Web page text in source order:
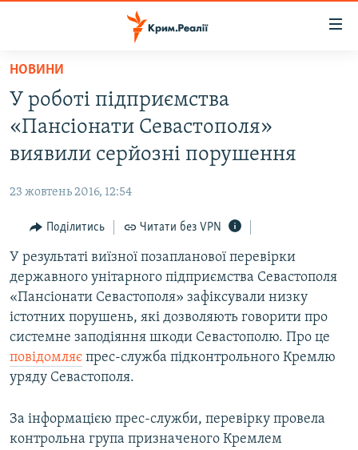
Перейти
основного
матеріалу
до
основної
Перейти
пошуку
НОВИНИ
ВОДА.КРИМ
БЛОГИ
ПОГЛЯД
ІНТЕРВ'Ю
ВСЕ ЗА ДЕНЬ
СПЕЦПРОЕКТИ
ДЕПОРТАЦІЯ
ВІДЕОУРОКИ «ELIFBE»
ЯК ОБІЙТИ БЛОКУВАННЯ
Русский
Qırımtatar
НОВИНИ
У роботі підприємства
«Пансіонати Севастополя»
виявили серйозні порушення
23 жовтень 2016, 12:54
Поділитись Читати без VPN
У результаті виїзної позапланової перевірки
державного унітарного підприємства Севастополя
«Пансіонати Севастополя» зафіксували низку
істотних порушень, які дозволяють говорити про
системне заподіяння шкоди Севастополю. Про це
повідомляє прес-служба підконтрольного Кремлю
уряду Севастополя.
За інформацією прес-служби, перевірку провела
контрольна група призначеного Кремлем